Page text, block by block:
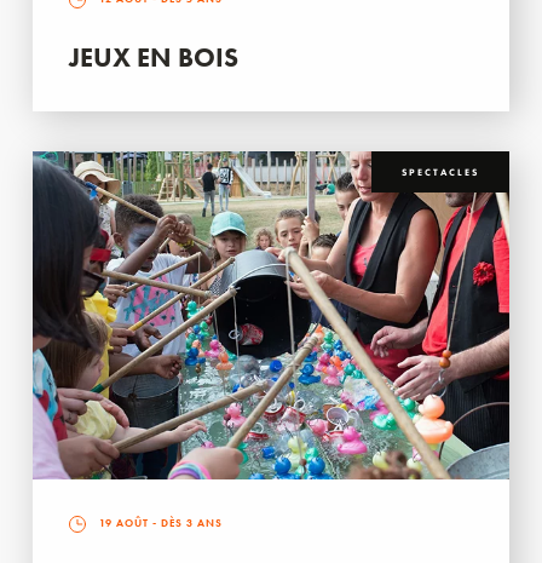
JEUX EN BOIS
SPECTACLES
19 AOÛT - DÈS 3 ANS